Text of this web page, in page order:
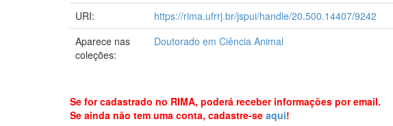
URI:
https://rima.ufrrj.br/jspui/handle/20.500.14407/9242
Aparece nas
coleções:
Doutorado em Ciência Animal
Se for cadastrado no RIMA, poderá receber informações por email.
Se ainda não tem uma conta, cadastre-se aqui!